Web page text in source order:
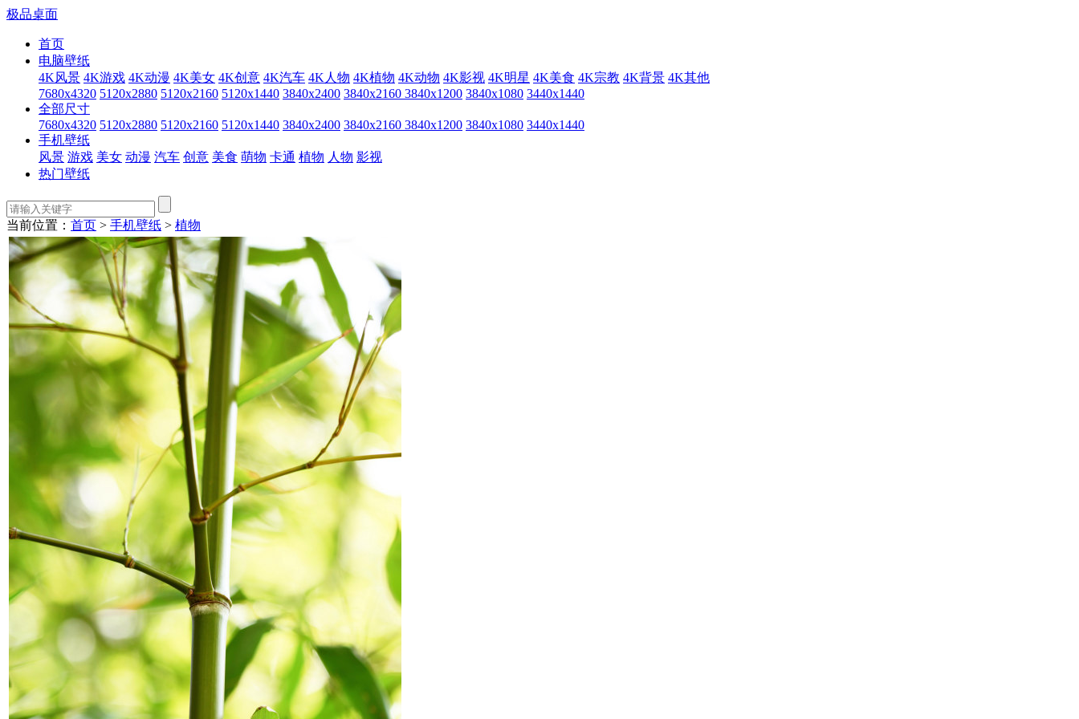
极品桌面
首页
电脑壁纸
4K风景 4K游戏 4K动漫 4K美女 4K创意 4K汽车 4K人物 4K植物 4K动物 4K影视 4K明星 4K美食 4K宗教 4K背景 4K其他
7680x4320 5120x2880 5120x2160 5120x1440 3840x2400 3840x2160 3840x1200 3840x1080 3440x1440
全部尺寸
7680x4320 5120x2880 5120x2160 5120x1440 3840x2400 3840x2160 3840x1200 3840x1080 3440x1440
手机壁纸
风景 游戏 美女 动漫 汽车 创意 美食 萌物 卡通 植物 人物 影视
热门壁纸
当前位置： 首页 > 手机壁纸 > 植物